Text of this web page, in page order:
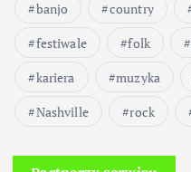
banjo country
festiwale
folk
kariera
muzyka
Nashville
rock